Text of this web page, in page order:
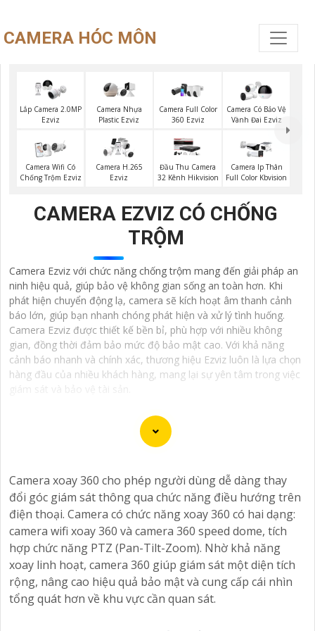
CAMERA HÓC MÔN
Lắp Camera 2.0MP
Ezviz
Camera Nhựa
Plastic Ezviz
Camera Full Color
360 Ezviz
Camera Có Bảo Vệ
Vành Đai Ezviz
Camera Wifi Có
Chống Trộm Ezviz
Camera H.265
Ezviz
Đầu Thu Camera
32 Kênh Hikvision
Camera Ip Thân
Full Color Kbvision
CAMERA EZVIZ CÓ CHỐNG
TRỘM
Camera Ezviz với chức năng chống trộm mang đến giải pháp an
ninh hiệu quả, giúp bảo vệ không gian sống an toàn hơn. Khi
phát hiện chuyển động lạ, camera sẽ kích hoạt âm thanh cảnh
báo lớn, giúp bạn nhanh chóng phát hiện và xử lý tình huống.
Camera Ezviz được thiết kế bền bỉ, phù hợp với nhiều không
gian, đồng thời đảm bảo mức độ bảo mật cao. Với khả năng
cảnh báo nhanh và chính xác, thương hiệu Ezviz luôn là lựa chọn
hàng đầu của nhiều khách hàng, mang lại sự yên tâm trong việc
giám sát và bảo vệ tài sản.
giải pháp hiệu quả để bảo vệ tài sản và nhà ở của bạn.
Camera báo động chống trộm giúp bạn theo dõi và ghi
lại hình ảnh, cung cấp cảnh báo ngay khi phát hiện sự
xâm nhập hoặc hành vi đáng ngờ trong không gian
được giám sát.
Nếu bạn quan tâm đến việc lắp đặt Camera Báo Động
Chống Trộm, bạn có thể liên hệ với các công ty cung
cấp dịch vụ lắp đặt camera hoặc công ty an ninh chuyên
Camera xoay 360 cho phép người dùng dễ dàng thay
đổi góc giám sát thông qua chức năng điều hướng trên
điện thoại. Camera có chức năng xoay 360 có hai dạng:
camera wifi xoay 360 và camera 360 speed dome, tích
hợp chức năng PTZ (Pan-Tilt-Zoom). Nhờ khả năng
xoay linh hoạt, camera 360 giúp giám sát một diện tích
rộng, nâng cao hiệu quả bảo mật và cung cấp cái nhìn
tổng quát hơn về khu vực cần quan sát.